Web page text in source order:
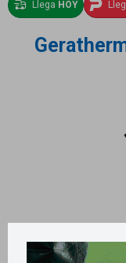
Llega HOY